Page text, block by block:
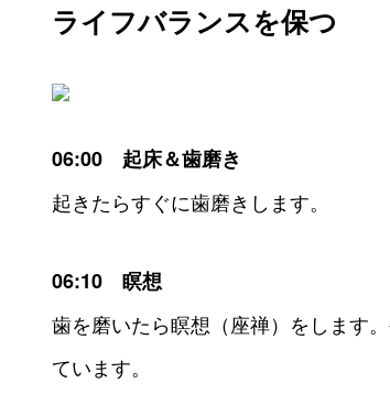
ライフバランスを保つ
06:00 起床＆歯磨き
起きたらすぐに歯磨きします。
06:10 瞑想
歯を磨いたら瞑想（座禅）をします
ています。